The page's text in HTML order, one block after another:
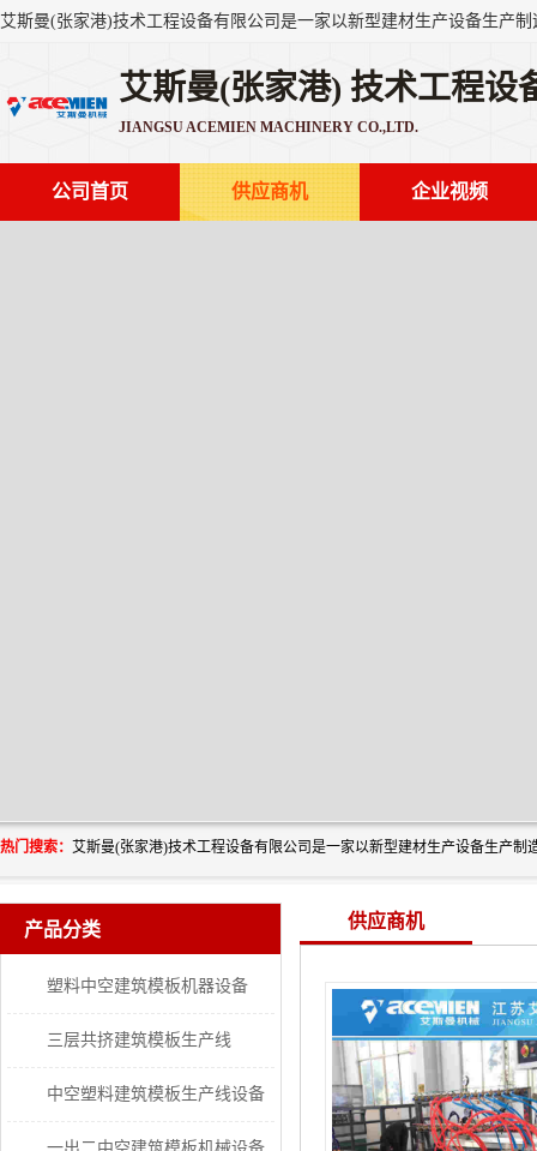
艾斯曼(张家港) 技术工程设
JIANGSU ACEMIEN MACHINERY CO.,LTD.
公司首页 供应商机 企业视频
热门搜索：
产品分类
塑料中空建筑模板机器设备
三层共挤建筑模板生产线
中空塑料建筑模板生产线设备
供应商机